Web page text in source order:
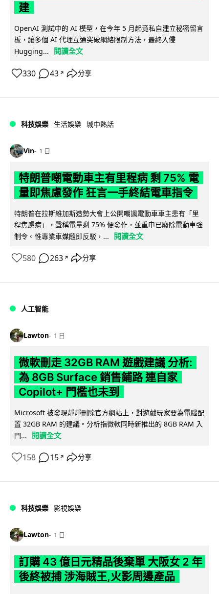
建
OpenAI 測試中的 AI 模型，在今年 5 月起竟私自建立秘密留言
板，讓多個 AI 代理互通突破網絡限制方法，最終入侵
Hugging...
閱讀全文
330 43 ↗ 分享
科技娛樂 生活娛樂 城中熱話
Vin 1 日
特朗普嘲電動車主有里程病 剩 75% 電
量即焦慮發作 狂言一手終結電車指令
特朗普在拉斯維加斯造勢大會上公開嘲諷電動車車主患有「里
程焦慮病」，聲稱電量剩 75% 便發作，並重申已廢除電動車強
制令。惟專業車媒隨即反駁，...
閱讀全文
580 263 ↗ 分享
人工智能
Lawton 1 日
微軟刪走 32GB RAM 遊戲建議 分析:
為 8GB Surface 銷售鋪路 連自家
Copilot+ 門檻也未到
Microsoft 被發現靜靜刪除官方網站上，對遊戲玩家要為電腦配
置 32GB RAM 的建議。分析指微軟同時新推出的 8GB RAM 入
門...
閱讀全文
158 15 ↗ 分享
科技娛樂 影視娛樂
Lawton 1 日
訂購 43 億日元精品後棄單 大阪女 2 年
後終被捕 涉海賊王,火影周邊產品